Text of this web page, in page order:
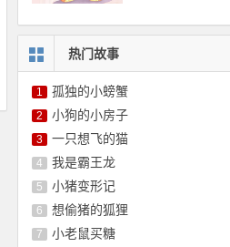
热门故事
1 孤独的小螃蟹
2 小狗的小房子
3 一只想飞的猫
4 我是霸王龙
5 小猪变形记
6 想偷猪的狐狸
7 小老鼠买糖